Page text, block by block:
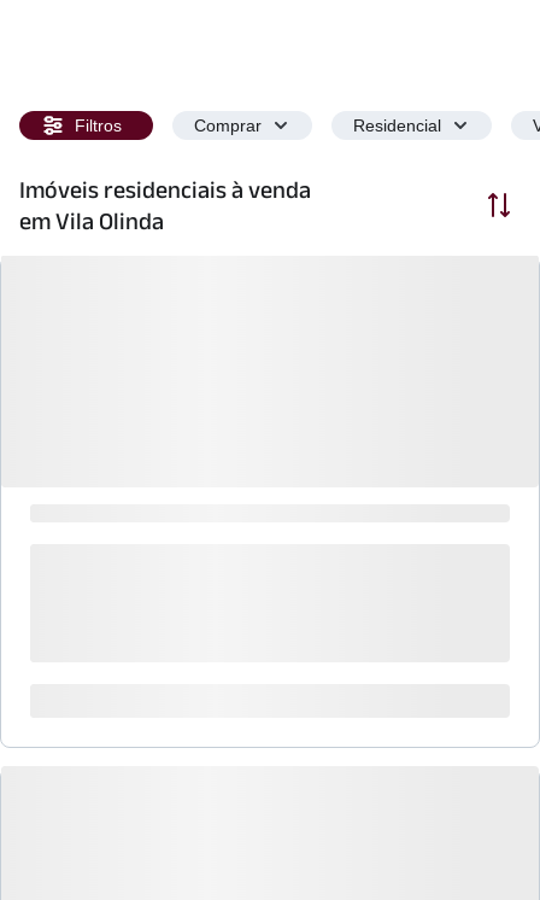
Filtros Comprar Residencial
Imóveis residenciais à venda
em Vila Olinda
Ordenar